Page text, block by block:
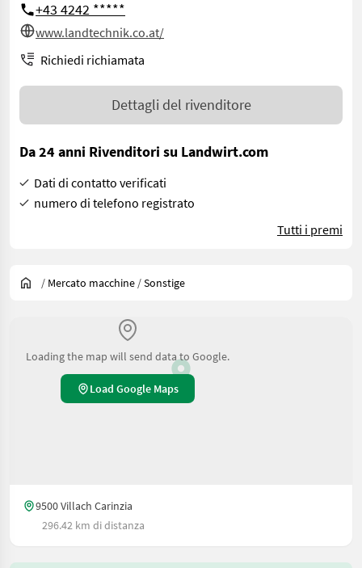
+43 4242 *****
www.landtechnik.co.at/
Richiedi richiamata
Dettagli del rivenditore
Da 24 anni Rivenditori su Landwirt.com
Dati di contatto verificati
numero di telefono registrato
Tutti i premi
/ Mercato macchine /Sonstige
Loading the map will send data to Google.
Load Google Maps
9500 Villach Carinzia
296.42 km di distanza